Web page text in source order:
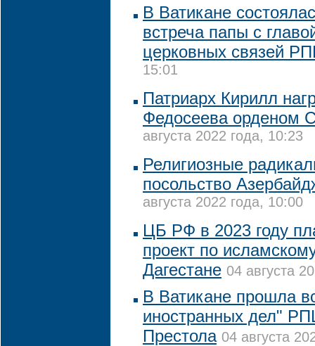
В Ватикане
встреча папы с
церковных связей
15:01
Патриарх Кирилл
Федосеева орденом
августа 2022 года, 10:23
Религиозные
посольство
августа 2022 года, 10:00
ЦБ РФ в 2023 году
проект по
Дагестане 04 августа
В Ватикане прошла
иностранных дел"
Престола 04 августа